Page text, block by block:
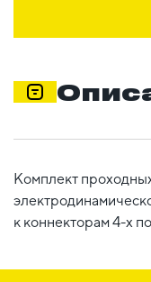
Комплект
к коннекторам 4-х